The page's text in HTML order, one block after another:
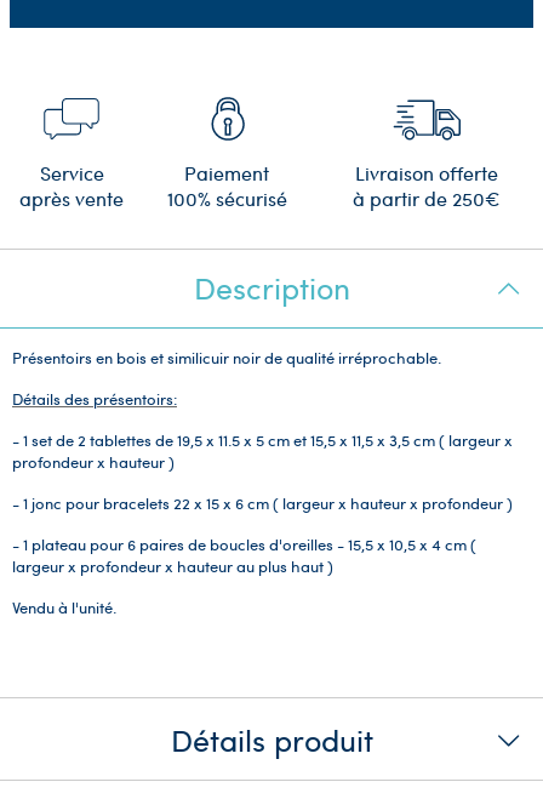
Service
après vente
Paiement
100% sécurisé
Livraison offerte
à partir de 250€
Description
Présentoirs en bois et similicuir noir de qualité irréprochable.
Détails des présentoirs:
- 1 set de 2 tablettes de 19,5 x 11.5 x 5 cm et 15,5 x 11,5 x 3,5 cm ( largeur x
profondeur x hauteur )
- 1 jonc pour bracelets 22 x 15 x 6 cm ( largeur x hauteur x profondeur )
- 1 plateau pour 6 paires de boucles d'oreilles - 15,5 x 10,5 x 4 cm (
largeur x profondeur x hauteur au plus haut )
Vendu à l'unité.
Détails produit